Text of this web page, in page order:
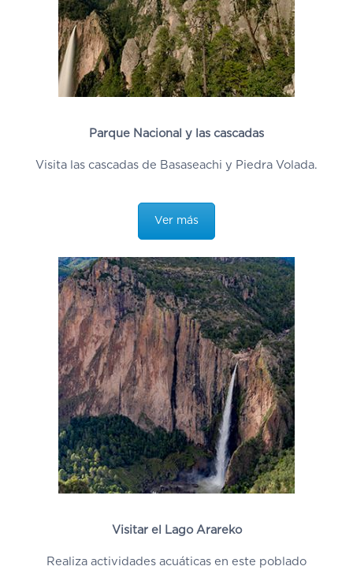
Parque Nacional y las cascadas
Visita las cascadas de Basaseachi y Piedra Volada.
Ver más
Visitar el Lago Arareko
Realiza actividades acuáticas en este poblado